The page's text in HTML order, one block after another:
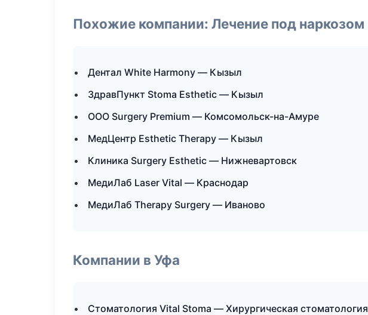
Похожие компании: Лечение под наркозом
Дентал White Harmony — Кызыл
ЗдравПункт Stoma Esthetic — Кызыл
ООО Surgery Premium — Комсомольск-на-Амуре
МедЦентр Esthetic Therapy — Кызыл
Клиника Surgery Esthetic — Нижневартовск
МедиЛаб Laser Vital — Краснодар
МедиЛаб Therapy Surgery — Иваново
Компании в Уфа
Стоматология Vital Stoma — Хирургическая стоматология